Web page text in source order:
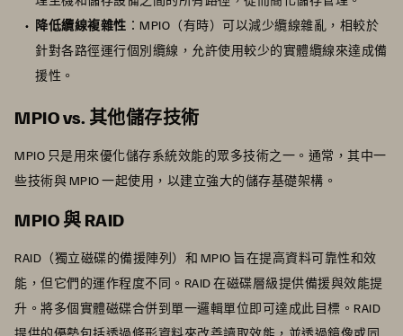
降低纜線複雜性 ：MPIO（有時）可以減少纜線雜亂，相較於
針對各路徑運行個別纜線，允許使用較少的實體纜線來達成備
援性。
MPIO vs. 其他儲存技術
MPIO 只是用來優化儲存系統效能的眾多技術之一。通常，其中一
些技術與 MPIO 一起使用，以建立強大的儲存基礎架構。
MPIO 與 RAID
RAID（獨立磁碟的備援陣列）和 MPIO 旨在提高資料可靠性和效
能，但它們的運作程度不同。RAID 在磁碟層級提供備援與效能提
升。將多個實體磁碟合併到單一邏輯單位即可達成此目標。RAID